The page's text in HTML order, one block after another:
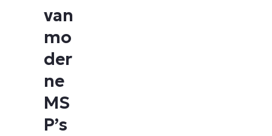
van
mo
der
ne
MS
P’s